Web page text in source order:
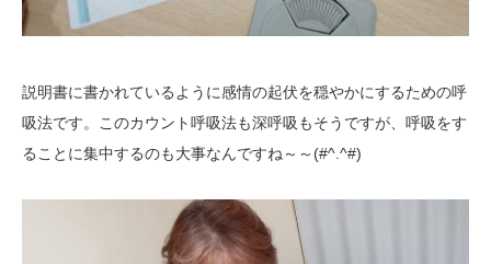
説明書に書かれているように感情の起伏を穏やかにするための呼
吸法です。このカウント呼吸法も深呼吸もそうですが、呼吸をす
ることに集中するのも大事なんですね～～(#^.^#)